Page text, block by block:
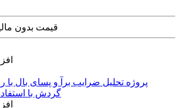
قیمت بدون مالیات: